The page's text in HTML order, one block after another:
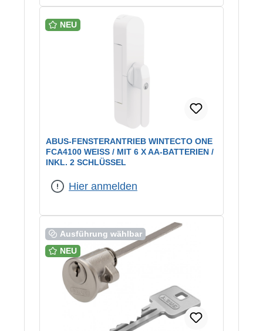
NEU
ABUS-FENSTERANTRIEB WINTECTO ONE
FCA4100 WEISS / MIT 6 X AA-BATTERIEN / I
NKL. 2 SCHLÜSSEL
Hier anmelden
Ausführung wählbar
NEU